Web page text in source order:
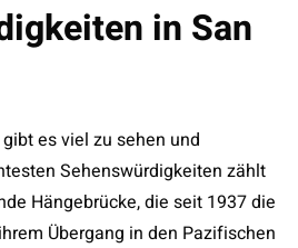
in San
gibt es viel zu sehen und
Sehenswürdigkeiten zählt
Hängebrücke, die seit 1937 die
Übergang in den Pazifischen